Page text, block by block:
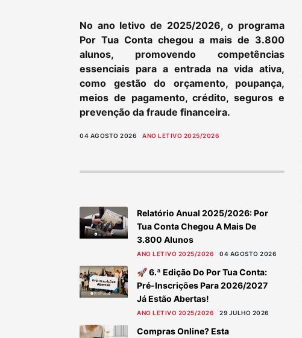
No ano letivo de 2025/2026, o programa
Por Tua Conta chegou a mais de 3.800
alunos, promovendo competências
essenciais para a entrada na vida ativa,
como gestão do orçamento, poupança,
meios de pagamento, crédito, seguros e
prevenção da fraude financeira.
04 AGOSTO 2026 ANO LETIVO 2025/2026
Relatório Anual 2025/2026: Por
Tua Conta Chegou A Mais De
3.800 Alunos
ANO LETIVO 2025/2026 04 AGOSTO 2026
🚀 6.ª Edição Do Por Tua Conta:
Pré-Inscrições Para 2026/2027
Já Estão Abertas!
ANO LETIVO 2025/2026 29 JULHO 2026
Compras Online? Esta